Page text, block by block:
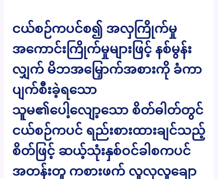
ငယ်စဉ်ကပင်စ၍ အလှကြိုက်မှု
အကောင်းကြိုက်မှုများဖြင့် နစ်မွန်း
လျှက် မိဘအမြှောက်အစားကို ခံကာ
ပျက်စီးခဲ့ရသော
သူမ၏ပေါ့လျော့သော စိတ်ဓါတ်တွင်
ငယ်စဉ်ကပင် ရည်းစားထားချင်သည့်
စိတ်ဖြင့် ဆယ့်သုံးနှစ်ဝင်ခါစကပင်
အတန်းတူ ကစားဖက် လူလှလူချော